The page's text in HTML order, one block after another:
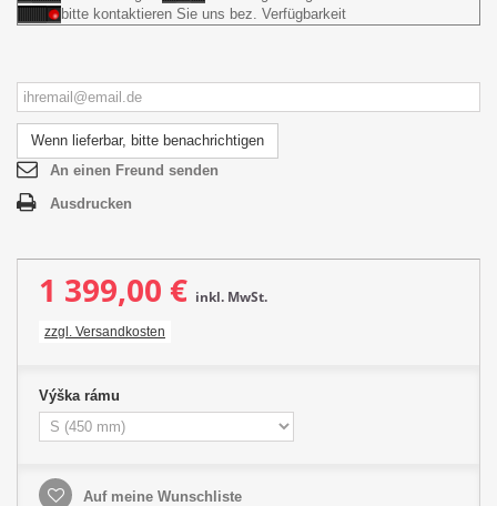
bitte kontaktieren Sie uns bez. Verfügbarkeit
Wenn lieferbar, bitte benachrichtigen
An einen Freund senden
Ausdrucken
1 399,00 € inkl. MwSt.
zzgl. Versandkosten
Výška rámu
Auf meine Wunschliste